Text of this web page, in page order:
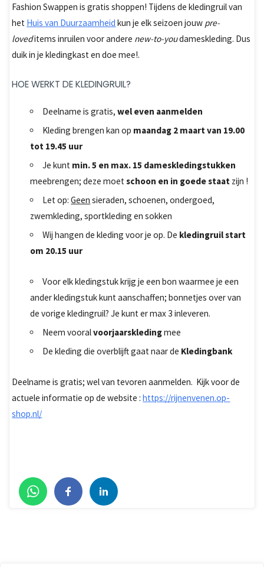
Fashion Swappen is gratis shoppen! Tijdens de kledingruil van
het Huis van Duurzaamheid kun je elk seizoen jouw pre-
loveditems inruilen voor andere new-to-youdameskleding. Dus
duik in je kledingkast en doe mee!.
HOE WERKT DE KLEDINGRUIL?
Deelname is gratis,wel even aanmelden
Kleding brengen kan op maandag 2 maart van 19.00
tot 19.45 uur
Je kunt min. 5 en max. 15 dameskledingstukken
meebrengen; deze moetschoon en in goede staat zijn !
Let op:Geen sieraden, schoenen, ondergoed,
zwemkleding, sportkleding en sokken
Wij hangen de kleding voor je op. De kledingruil start
om 20.15 uur
Voor elk kledingstuk krijg je een bon waarmee je een
ander kledingstuk kunt aanschaffen; bonnetjes over van
de vorige kledingruil? Je kunt er max 3 inleveren.
Neem vooralvoorjaarskledingmee
De kleding die overblijft gaat naar de Kledingbank
Deelname is gratis; wel van tevoren aanmelden. Kijk voor de
actuele informatie op de website :https://rijnenvenen.op-
shop.nl/